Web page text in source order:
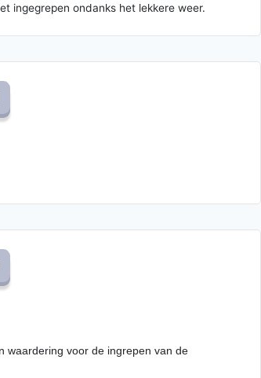
ingegrepen ondanks het lekkere weer.
waardering voor de ingrepen van de